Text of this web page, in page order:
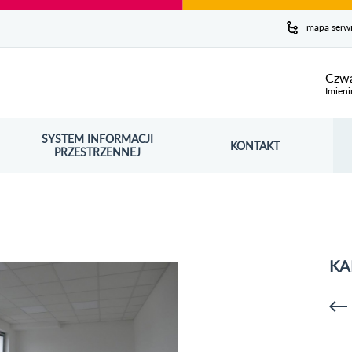
mapa
SYSTEM INFORMACJI
PRZESTRZENNEJ
OTWORZY SIĘ W NOWYM OKNIE KONTAKT